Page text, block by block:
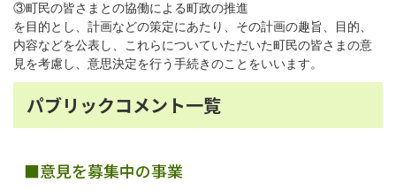
③町民の皆さまとの協働による町政の推進
を目的とし、計画などの策定にあたり、その計画の趣旨、目的、
内容などを公表し、これらについていただいた町民の皆さまの意
見を考慮し、意思決定を行う手続きのことをいいます。
パブリックコメント一覧
■意見を募集中の事業